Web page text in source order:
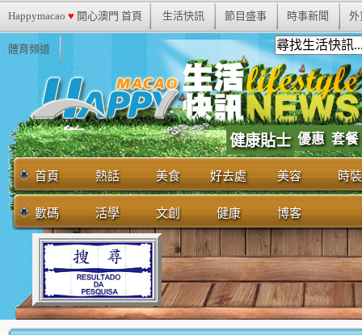
Happymacao ♥ 開心澳門 首頁 生活快訊 節目盛事 時事新聞 外
體育頻道
健康貼士 優惠 套餐
首頁 熱話 美食 好去處 美容 時裝
數碼 活學 文創 健康 博客